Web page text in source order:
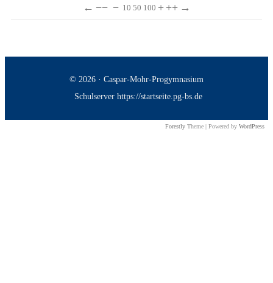
← −− − 10 50 100 + ++ →
© 2026 · Caspar-Mohr-Progymnasium
Schulserver https://startseite.pg-bs.de
Forestly Theme | Powered by WordPress